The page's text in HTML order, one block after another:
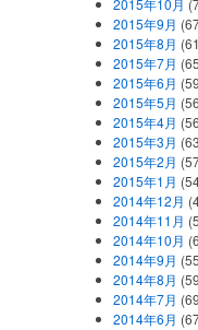
2015年10月
2015年9月
2015年8月
2015年7月
2015年6月
2015年5月
2015年4月
2015年3月
2015年2月
2015年1月
2014年12月
2014年11月
2014年10月
2014年9月
2014年8月
2014年7月
2014年6月